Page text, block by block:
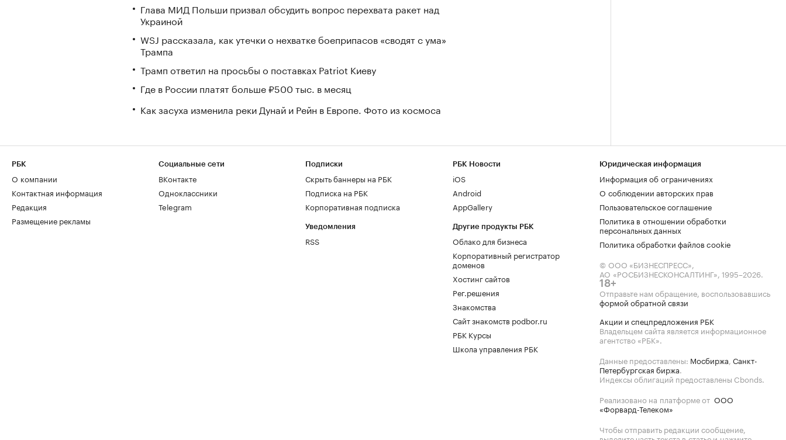
Глава МИД Польши призвал обсудить вопрос перехвата ракет над
Украиной
WSJ рассказала, как утечки о нехватке боеприпасов «сводят с ума»
Трампа
Трамп ответил на просьбы о поставках Patriot Киеву
Где в России платят больше ₽500 тыс. в месяц
Как засуха изменила реки Дунай и Рейн в Европе. Фото из космоса
РБК
О компании
Контактная информация
Редакция
Размещение рекламы
Социальные сети
ВКонтакте
Одноклассники
Telegram
Подписки
Скрыть баннеры на РБК
Подписка на РБК
Корпоративная подписка
Уведомления
RSS
РБК Новости
iOS
Android
AppGallery
Другие продукты РБК
Облако для бизнеса
Корпоративный регистратор
доменов
Хостинг сайтов
Рег.решения
Знакомства
Сайт знакомств podbor.ru
РБК Курсы
Школа управления РБК
Юридическая информация
Информация об ограничениях
О соблюдении авторских прав
Пользовательское соглашение
Политика в отношении обработки
персональных данных
Политика обработки файлов cookie
© ООО «БИЗНЕСПРЕСС»,
АО «РОСБИЗНЕСКОНСАЛТИНГ», 1995–2026.
18+
Отправьте нам обращение, воспользовавшись
формой обратной связи
Акции и спецпредложения РБК
Владельцем сайта является информационное
агентство «РБК».
Данные предоставлены: Мосбиржа, Санкт-
Петербургская биржа.
Индексы облигаций предоставлены Cbonds.
Реализовано на платформе от ООО
«Форвард-Телеком»
Чтобы отправить редакции сообщение,